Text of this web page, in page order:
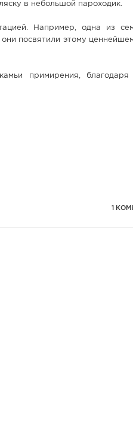
в небольшой пароходик.
Например, одна из
посвятили этому
примирения, благодаря
1